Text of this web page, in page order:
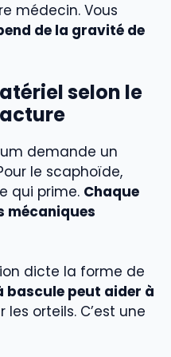
médecin. Vous
de la gravité de
selon le
demande un
le scaphoïde,
qui prime. Chaque
mécaniques
dicte la forme de
bascule peut aider à
les orteils. C’est une